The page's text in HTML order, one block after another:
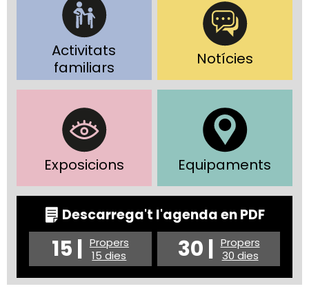
Activitats
familiars
Notícies
Exposicions Equipaments
Descarrega't l'agenda en PDF
15 | Propers
15 dies
30 | Propers
30 dies